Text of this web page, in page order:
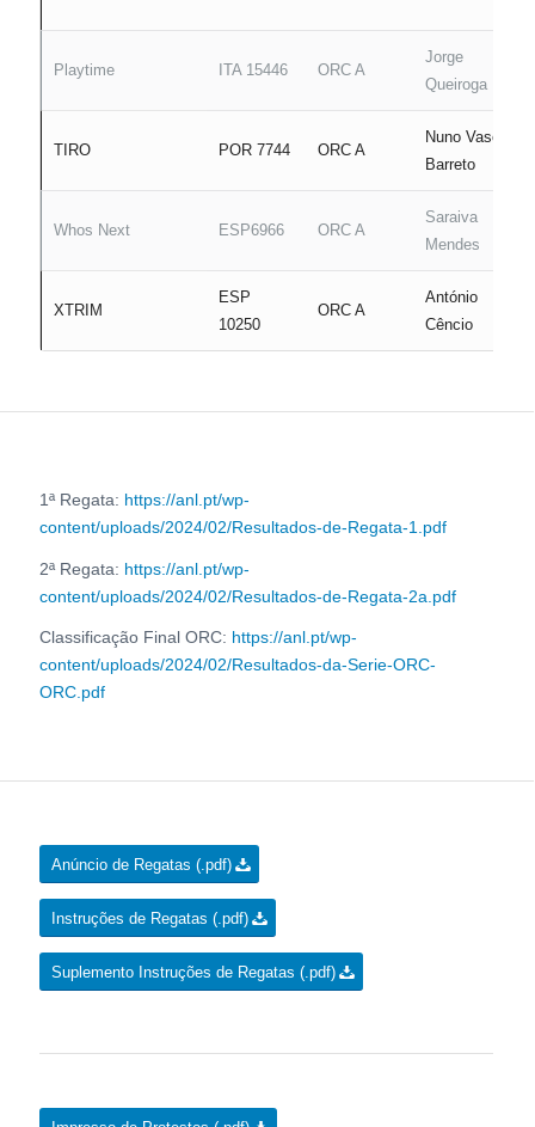
Playtime ITA 15446 ORC A
Jorge
Queiroga
TIRO POR 7744 ORC A
Nuno Vasco
Barreto
Whos Next ESP6966 ORC A
Saraiva
Mendes
XTRIM
ESP
10250
ORC A
António
Cêncio
1ª Regata: https://anl.pt/wp-
content/uploads/2024/02/Resultados-de-Regata-1.pdf
2ª Regata: https://anl.pt/wp-
content/uploads/2024/02/Resultados-de-Regata-2a.pdf
Classificação Final ORC: https://anl.pt/wp-
content/uploads/2024/02/Resultados-da-Serie-ORC-
ORC.pdf
Anúncio de Regatas (.pdf)
Instruções de Regatas (.pdf)
Suplemento Instruções de Regatas (.pdf)